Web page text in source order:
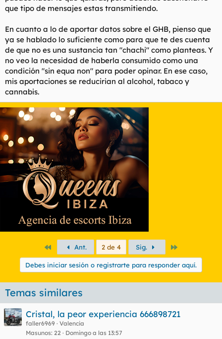
que tipo de mensajes estas transmitiendo.
En cuanto a lo de aportar datos sobre el GHB, pienso que
ya se hablado lo suficiente como para que te des cuenta
de que no es una sustancia tan "chachi" como planteas. Y
no veo la necesidad de haberla consumido como una
condición "sin equa non" para poder opinar. En ese caso,
mis aportaciones se reducirian al alcohol, tabaco y
cannabis.
PrimeroAnt. 2 de 4 Sig.
Debes iniciar sesión o registrarte para responder aquí.
Temas similares
Cristal, la peor experiencia 666898721
faller6969
Valencia
Masunos 22 Domingo a las 13:57